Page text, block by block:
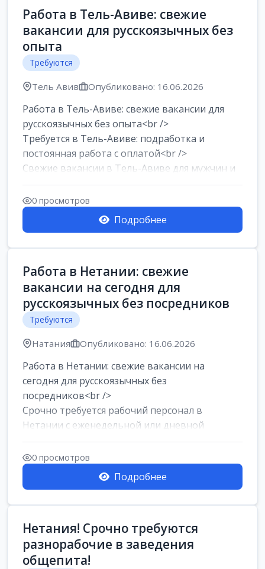
Работа в Тель-Авиве: свежие
вакансии для русскоязычных без
опыта
Требуются
Тель Авив Опубликовано: 16.06.2026
Работа в Тель-Авиве: свежие вакансии для
русскоязычных без опыта<br />
Требуется в Тель-Авиве: подработка и
постоянная работа с оплатой<br />
Свежие вакансии в Тель-Авиве для мужчин и
женщин от хозя...
0 просмотров
Подробнее
Работа в Нетании: свежие
вакансии на сегодня для
русскоязычных без посредников
Требуются
Натания Опубликовано: 16.06.2026
Работа в Нетании: свежие вакансии на
сегодня для русскоязычных без
посредников<br />
Срочно требуется рабочий персонал в
Нетании с еженедельной или дневной
оплатой<br />
Свежие вакансии в Нетании дл...
0 просмотров
Подробнее
Нетания! Срочно требуются
разнорабочие в заведения
общепита!